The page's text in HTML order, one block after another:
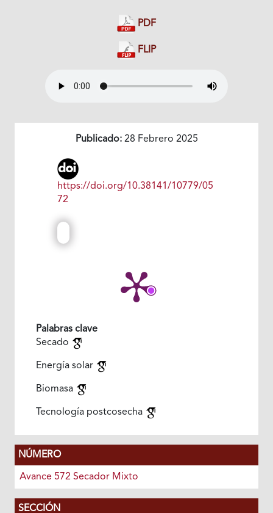
PDF
FLIP
Publicado:28 Febrero 2025
https://doi.org/10.38141/10779/05
72
Palabras clave
Secado
Energía solar
Biomasa
Tecnología postcosecha
NÚMERO
Avance 572 Secador Mixto
SECCIÓN